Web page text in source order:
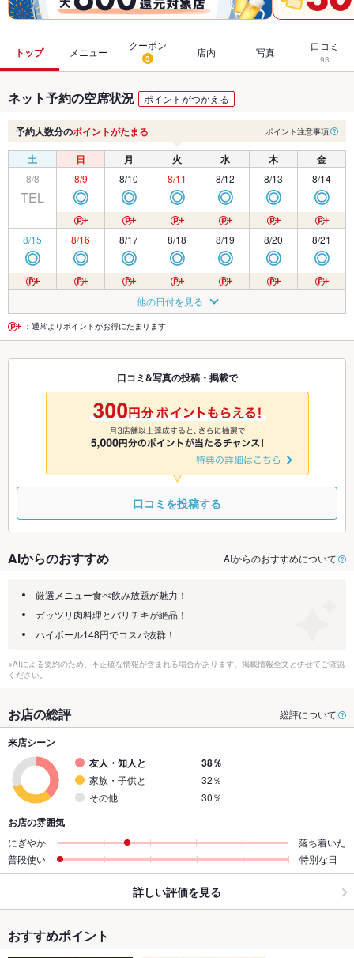
トップ メニュー
クーポン
3 店内 写真 口コミ
93
ネット予約の空席状況 ポイントがつかえる
予約人数分のポイントがたまる ポイント注意事項
土 日 月 火 水 木 金
8/8
TEL
8/9
◎
8/10
◎
8/11
◎
8/12
◎
8/13
◎
8/14
◎
8/15
◎
8/16
◎
8/17
◎
8/18
◎
8/19
◎
8/20
◎
8/21
◎
◎ ◎
8/24
◎
8/25
◎
8/26
◎ ◎ ◎
8/29 8/30 8/31
◎
9/1
◎
9/2
◎
9/3 9/4
9/7
◎
9/8
◎
9/9
◎
9/10
他の日付を見る
：通常よりポイントがお得にたまります
口コミ&写真の投稿・掲載で
口コミを投稿する
AIからのおすすめ AIからのおすすめについて
厳選メニュー食べ飲み放題が魅力！
ガッツリ肉料理とバリチキが絶品！
ハイボール148円でコスパ抜群！
※AIによる要約のため、不正確な情報が含まれる場合があります。掲載情報全文と併せてご確認
ください。
お店の総評 総評について
来店シーン
友人・知人と
38％
家族・子供と
32％
その他
30％
お店の雰囲気
にぎやか
落ち着いた
普段使い
特別な日
詳しい評価を見る
おすすめポイント